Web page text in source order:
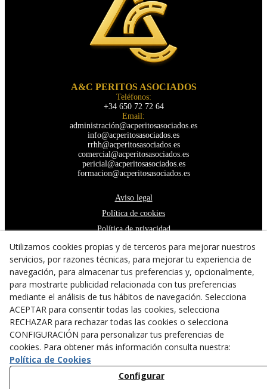
A&C PERITOS ASOCIADOS
Teléfonos:
+34 650 72 72 64
Email:
administración@acperitosasociados.es
info@acperitosasociados.es
rrhh@acperitosasociados.es
comercial@acperitosasociados.es
pericial@acperitosasociados.es
formacion@acperitosasociados.es
Aviso legal
Política de cookies
Política de privacidad
Declaración de accesibilidad
© 08/2026 A&C Peritos Asociados - Todos los derechos
reservados.
Utilizamos cookies propias y de terceros para mejorar nuestros
servicios, por razones técnicas, para mejorar tu experiencia de
navegación, para almacenar tus preferencias y, opcionalmente,
para mostrarte publicidad relacionada con tus preferencias
mediante el análisis de tus hábitos de navegación. Selecciona
ACEPTAR para consentir todas las cookies, selecciona
RECHAZAR para rechazar todas las cookies o selecciona
CONFIGURACIÓN para personalizar tus preferencias de
cookies. Para obtener más información consulta nuestra:
Política de Cookies
Configurar